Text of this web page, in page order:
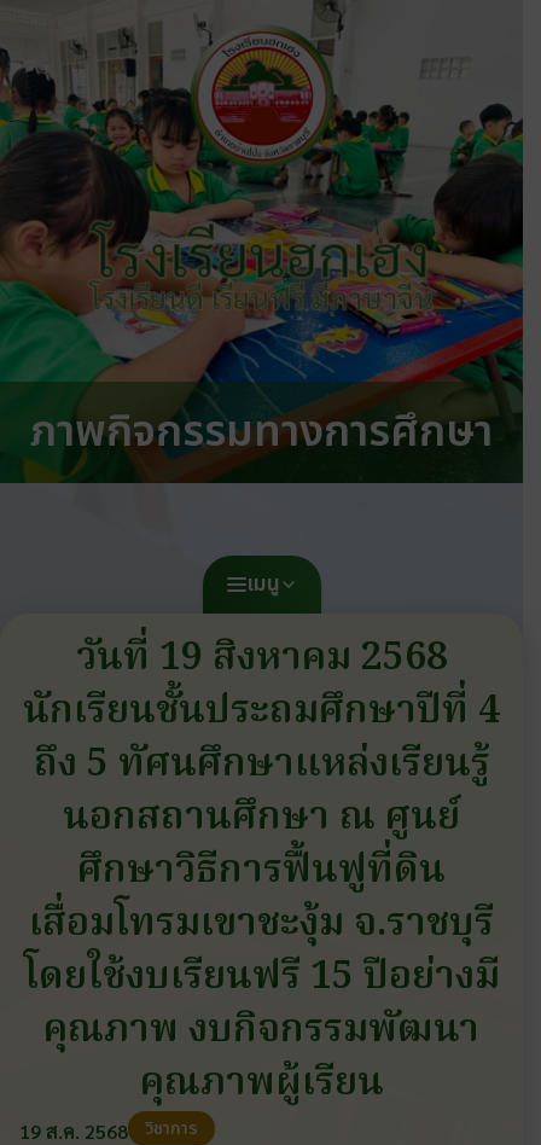
โรงเรียนฮกเฮง
โรงเรียนดี เรียนฟรี มีภาษาจีน
ภาพกิจกรรมทางการศึกษา
เมนู
วันที่ 19 สิงหาคม 2568
นักเรียนชั้นประถมศึกษาปีที่ 4
ถึง 5 ทัศนศึกษาแหล่งเรียนรู้
นอกสถานศึกษา ณ ศูนย์
ศึกษาวิธีการฟื้นฟูที่ดิน
เสื่อมโทรมเขาชะงุ้ม จ.ราชบุรี
โดยใช้งบเรียนฟรี 15 ปีอย่างมี
คุณภาพ งบกิจกรรมพัฒนา
คุณภาพผู้เรียน
19 ส.ค. 2568 วิชาการ